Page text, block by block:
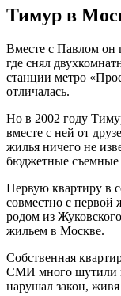
Тимур в
Вместе с Павлом он
где снял
станции метро
отличалась.
Но в 2002 году
вместе с ней от
жилья ничего не
бюджетные съемные
Первую квартиру в
совместно с
родом из
жильем в Москве.
Собственная
СМИ много шутили
нарушал закон,